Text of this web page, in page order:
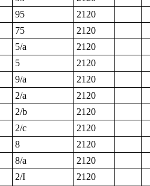
95
2120
75
2120
5/a
2120
5
2120
9/a
2120
2/a
2120
2/b
2120
2/c
2120
8
2120
8/a
2120
2/I
2120